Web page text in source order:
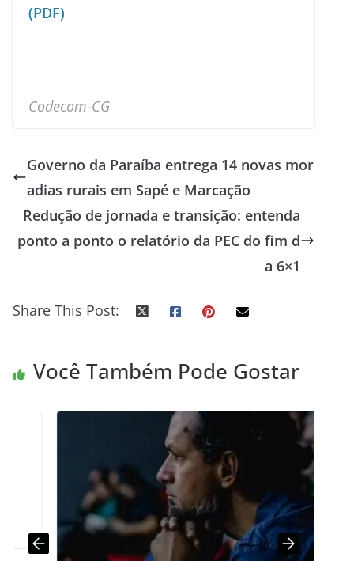
(PDF)
Codecom-CG
Governo da Paraíba entrega 14 novas mor
adias rurais em Sapé e Marcação
Redução de jornada e transição: entenda
ponto a ponto o relatório da PEC do fim d
a 6×1
Share This Post:
Você Também Pode Gostar